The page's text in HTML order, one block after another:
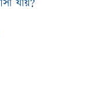
যায়?